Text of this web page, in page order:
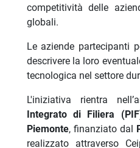
competitività delle
globali.
Le aziende partecipanti
descrivere la loro
tecnologica nel settore
L'iniziativa rientra
Integrato di Filiera
Piemonte, finanziato dal
realizzato attraverso